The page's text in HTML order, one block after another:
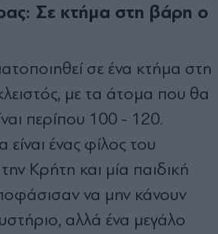
Σε κτήμα στη βάρη ο
σε ένα κτήμα στη
με τα άτομα που θα
περίπου 100 - 120.
ένας φίλος του
Κρήτη και μία παιδική
να μην κάνουν
αλλά ένα μεγάλο